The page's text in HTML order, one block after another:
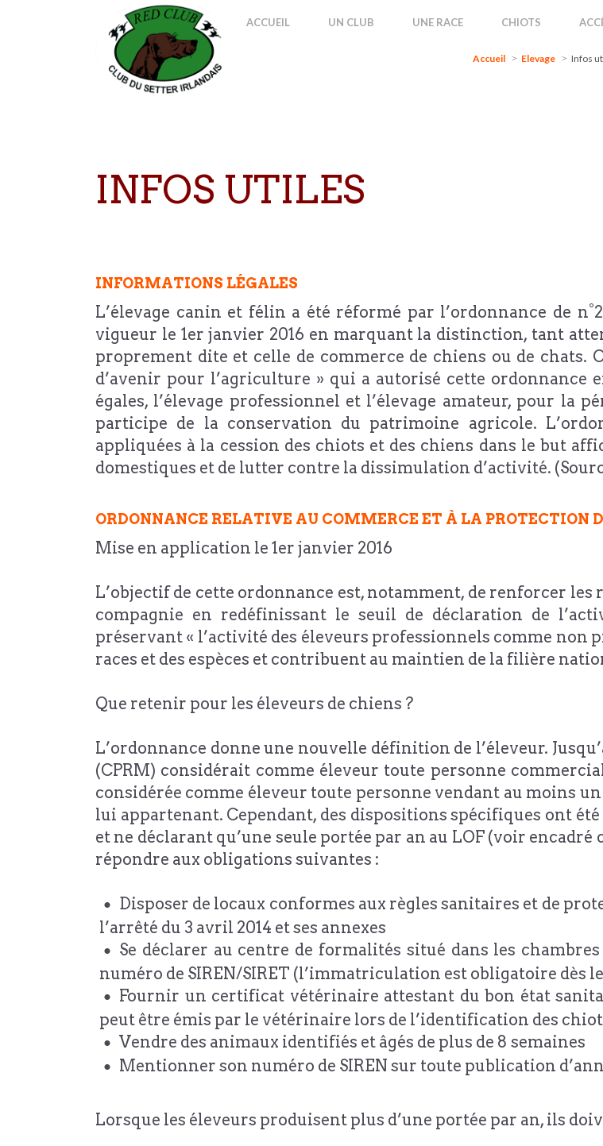
ACCUEIL UN CLUB UNE RACE CHIOTS
Accueil Elevage Infos
INFOS UTILES
INFORMATIONS LÉGALES
L’élevage canin et félin a été réformé par l’ordonnance de
vigueur le 1er janvier 2016 en marquant la distinction, tant
proprement dite et celle de commerce de chiens ou de chats.
d’avenir pour l’agriculture » qui a autorisé cette ordonnance
égales, l’élevage professionnel et l’élevage amateur, pour la
participe de la conservation du patrimoine agricole.
appliquées à la cession des chiots et des chiens dans le but
domestiques et de lutter contre la dissimulation d’activité.
ORDONNANCE RELATIVE AU COMMERCE ET À LA PROTECTION
Mise en application le 1er janvier 2016
L’objectif de cette ordonnance est, notamment, de renforcer les
compagnie en redéfinissant le seuil de déclaration de
préservant « l’activité des éleveurs professionnels comme
races et des espèces et contribuent au maintien de la filière
Que retenir pour les éleveurs de chiens ?
L’ordonnance donne une nouvelle définition de l’éleveur.
(CPRM) considérait comme éleveur toute personne
considérée comme éleveur toute personne vendant au moins
lui appartenant. Cependant, des dispositions spécifiques ont
et ne déclarant qu’une seule portée par an au LOF (voir
répondre aux obligations suivantes :
Disposer de locaux conformes aux règles sanitaires et de
l’arrêté du 3 avril 2014 et ses annexes
Se déclarer au centre de formalités situé dans les
numéro de SIREN/SIRET (l’immatriculation est obligatoire dès
Fournir un certificat vétérinaire attestant du bon état
peut être émis par le vétérinaire lors de l’identification des
Vendre des animaux identifiés et âgés de plus de 8 semaines
Mentionner son numéro de SIREN sur toute publication
Lorsque les éleveurs produisent plus d’une portée par an, ils